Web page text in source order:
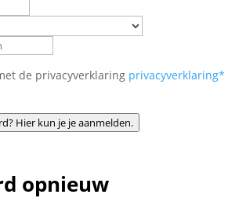
de privacyverklaring privacyverklaring*
Hier kun je je aanmelden.
opnieuw